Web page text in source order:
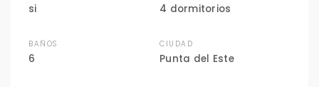
si 4 dormitorios
BAÑOS
6
CIUDAD
Punta del Este